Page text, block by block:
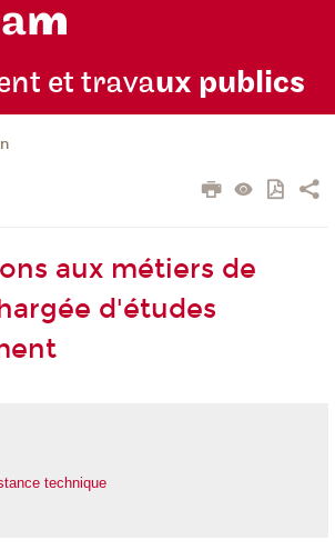
et travaux publics
aux métiers de
d'études
technique